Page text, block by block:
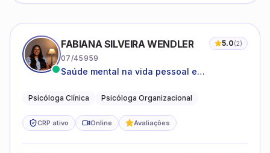
FABIANA SILVEIRA WENDLER 5.0(2)
07/45959
Saúde mental na vida pessoal e
Psicóloga Clínica Psicóloga Organizacional
CRP ativo Online Avaliações